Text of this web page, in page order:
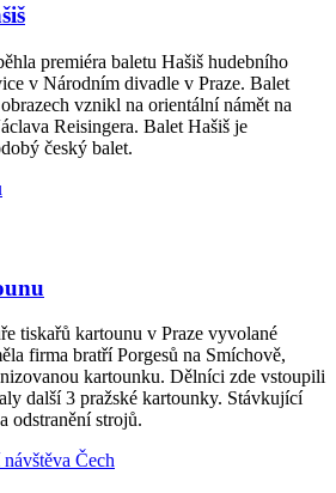
premiéra baletu Hašiš hudebního
v Národním divadle v Praze. Balet
vznikl na orientální námět na
Reisingera. Balet Hašiš je
český balet.
tiskařů kartounu v Praze vyvolané
firma bratří Porgesů na Smíchově,
kartounku. Dělníci zde vstoupili
další 3 pražské kartounky. Stávkující
odstranění strojů.